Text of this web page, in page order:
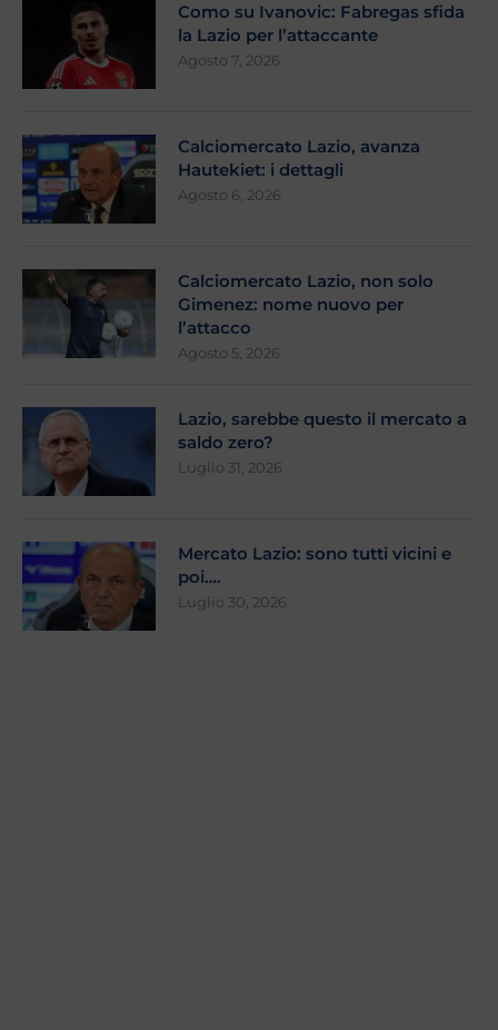
Como su Ivanovic: Fabregas sfida
la Lazio per l’attaccante
Agosto 7, 2026
Calciomercato Lazio, avanza
Hautekiet: i dettagli
Agosto 6, 2026
Calciomercato Lazio, non solo
Gimenez: nome nuovo per
l’attacco
Agosto 5, 2026
Lazio, sarebbe questo il mercato a
saldo zero?
Luglio 31, 2026
Mercato Lazio: sono tutti vicini e
poi….
Luglio 30, 2026